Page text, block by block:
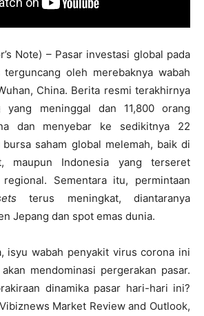
Note) – Pasar investasi global pada
oleh merebaknya wabah
China. Berita resmi terakhirnya
yang meninggal dan 11,800 orang
dan menyebar ke sedikitnya 22
bursa saham global melemah, baik di
maupun Indonesia yang terseret
Sementara itu, permintaan
terus meningkat, diantaranya
Jepang dan spot emas dunia.
isyu wabah penyakit virus corona ini
mendominasi pergerakan pasar.
dinamika pasar hari-hari ini?
Market Review and Outlook,